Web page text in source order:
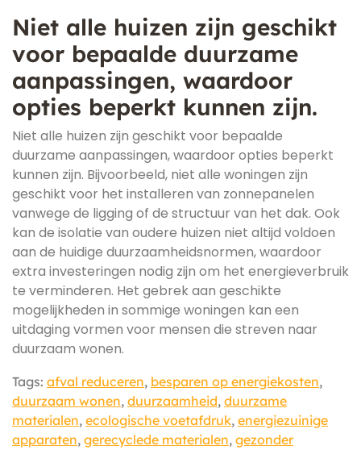
Niet alle huizen zijn geschikt
voor bepaalde duurzame
aanpassingen, waardoor
opties beperkt kunnen zijn.
Niet alle huizen zijn geschikt voor bepaalde
duurzame aanpassingen, waardoor opties beperkt
kunnen zijn. Bijvoorbeeld, niet alle woningen zijn
geschikt voor het installeren van zonnepanelen
vanwege de ligging of de structuur van het dak. Ook
kan de isolatie van oudere huizen niet altijd voldoen
aan de huidige duurzaamheidsnormen, waardoor
extra investeringen nodig zijn om het energieverbruik
te verminderen. Het gebrek aan geschikte
mogelijkheden in sommige woningen kan een
uitdaging vormen voor mensen die streven naar
duurzaam wonen.
Tags: afval reduceren, besparen op energiekosten,
duurzaam wonen, duurzaamheid, duurzame
materialen, ecologische voetafdruk, energiezuinige
apparaten, gerecyclede materialen, gezonder